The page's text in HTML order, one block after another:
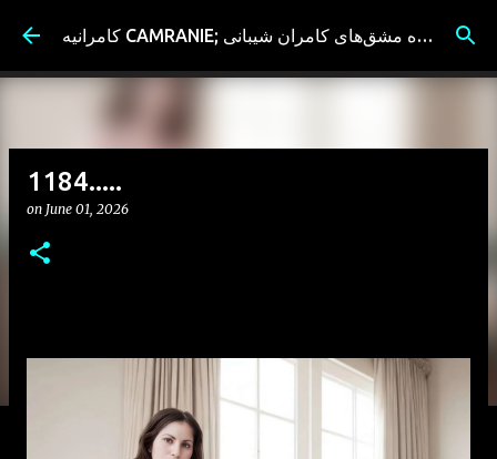
Skip to main content کامرانیه CAMRANIE; سیاه مشق‌های کامران شیبانی
1184.....
on June 01, 2026